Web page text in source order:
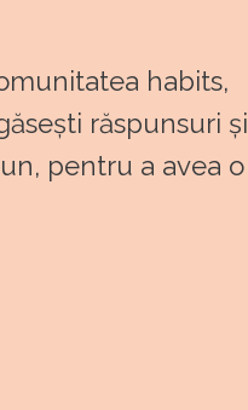
habits,
răspunsuri și
pentru a avea o